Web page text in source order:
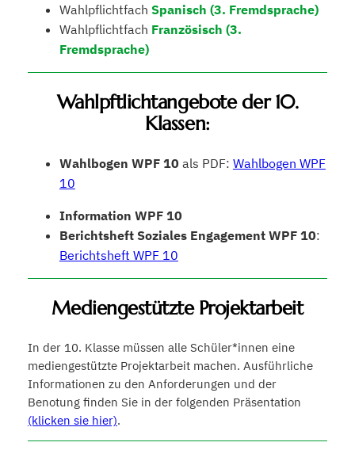
Wahlpflichtfach Spanisch (3. Fremdsprache)
Wahlpflichtfach Französisch (3.
Fremdsprache)
Wahlpftlichtangebote der 10.
Klassen:
Wahlbogen WPF 10 als PDF: Wahlbogen WPF
10
Information WPF 10
Berichtsheft Soziales Engagement WPF 10:
Berichtsheft WPF 10
Mediengestützte Projektarbeit
In der 10. Klasse müssen alle Schüler*innen eine
mediengestützte Projektarbeit machen. Ausführliche
Informationen zu den Anforderungen und der
Benotung finden Sie in der folgenden Präsentation
(klicken sie hier).